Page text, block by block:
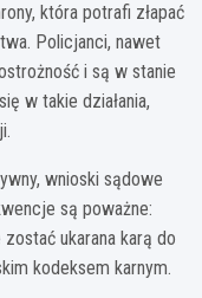
która potrafi złapać
Policjanci, nawet
i są w stanie
w takie działania,
wnioski sądowe
są poważne:
ukarana karą do
kodeksem karnym.